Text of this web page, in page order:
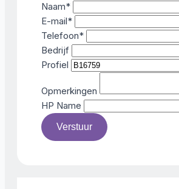
Naam*
E-mail*
Telefoon*
Bedrijf
Profiel
Opmerkingen
HP Name
Verstuur